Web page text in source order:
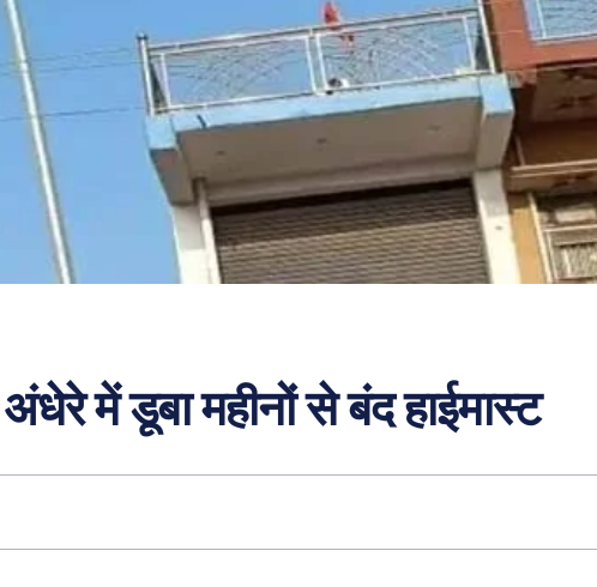
अंधेरे में डूबा महीनों से बंद हाईमास्ट